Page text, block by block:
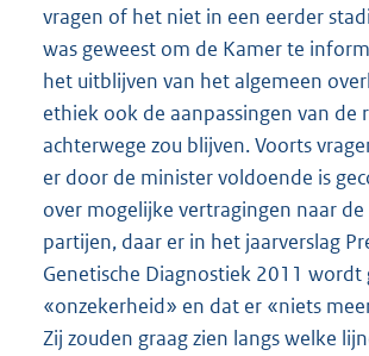
vragen of het niet in een eerder
was geweest om de Kamer te
het uitblijven van het algemeen
ethiek ook de aanpassingen van de
achterwege zou blijven. Voorts
er door de minister voldoende is
over mogelijke vertragingen naar
partijen, daar er in het jaarverslag
Genetische Diagnostiek 2011 wordt
«onzekerheid» en dat er «niets
Zij zouden graag zien langs welke